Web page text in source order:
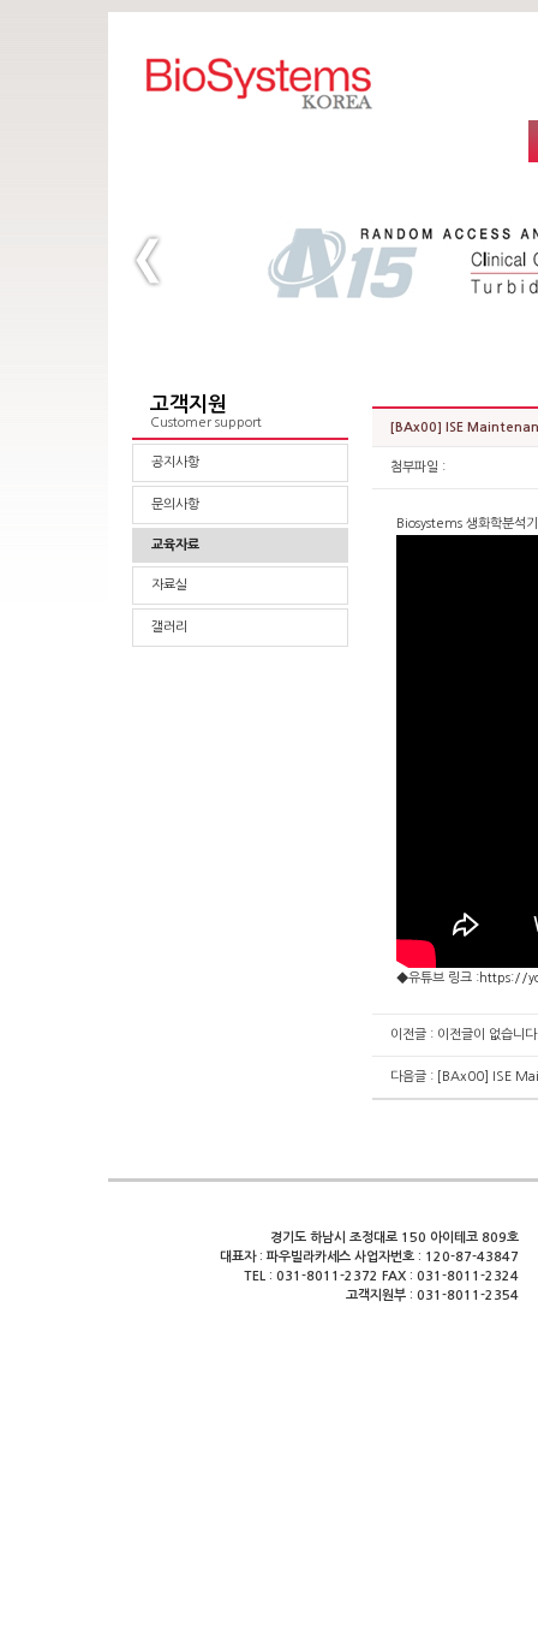
고객지원
Customer support
공지사항
문의사항
교육자료
자료실
갤러리
[BAx00] ISE
첨부파일 :
Biosystems 생화학분석
◆유튜브 링크 :https://
이전글 : 이전글이 없습니
다음글 : [BAx00] ISE
경기도 하남시 조정대로 150 아이테코 809호
대표자 : 파우빌라카세스 사업자번호 : 120-87-43847
TEL : 031-8011-2372 FAX : 031-8011-2324
고객지원부 : 031-8011-2354